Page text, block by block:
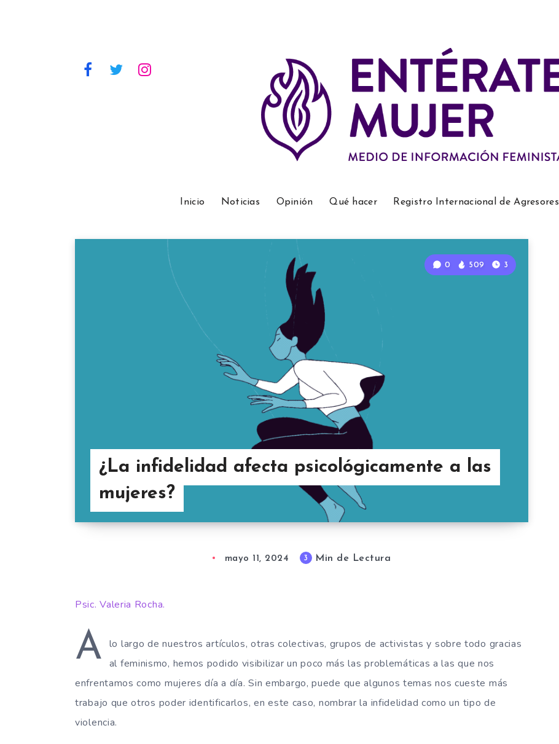
Inicio Noticias Opinión Qué hacer Registro Internacional de Agresores
¿La infidelidad afecta psicológicamente a las
mujeres?
0 509 3
mayo 11, 2024 3 Min de Lectura
Psic. Valeria Rocha.
A lo largo de nuestros artículos, otras colectivas, grupos de activistas y sobre todo gracias
al feminismo, hemos podido visibilizar un poco más las problemáticas a las que nos
enfrentamos como mujeres día a día. Sin embargo, puede que algunos temas nos cueste más
trabajo que otros poder identificarlos, en este caso, nombrar la infidelidad como un tipo de
violencia.